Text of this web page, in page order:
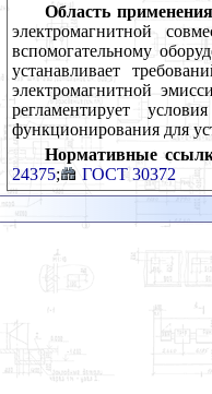
Область
электромагнитной
вспомогательному
устанавливает
электромагнитной
регламентирует
функционирования для
Нормативные
24375; ГОСТ 30372